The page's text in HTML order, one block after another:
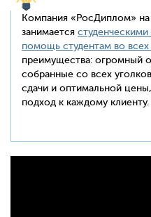
Компания «РосДиплом»
занимается
помощь студентам во всех
преимущества: огромный
собранные со всех
сдачи и оптимальной
подход к каждому клиенту.